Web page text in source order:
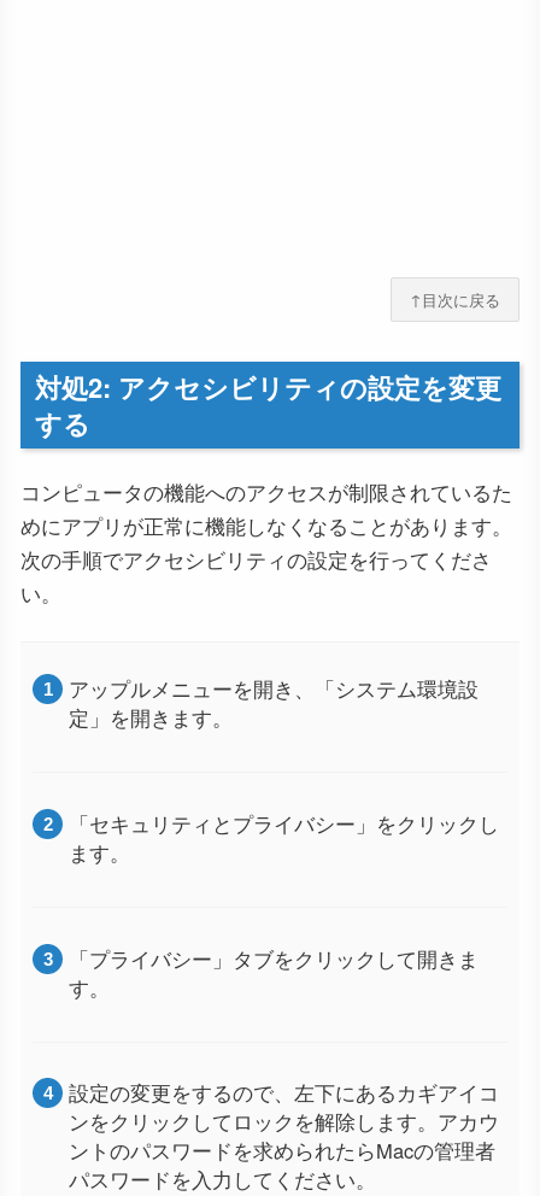
↑目次に戻る
対処2: アクセシビリティの設定を変更
する
コンピュータの機能へのアクセスが制限されているた
めにアプリが正常に機能しなくなることがあります。
次の手順でアクセシビリティの設定を行ってくださ
い。
アップルメニューを開き、「システム環境設
定」を開きます。
「セキュリティとプライバシー」をクリックし
ます。
「プライバシー」タブをクリックして開きま
す。
設定の変更をするので、左下にあるカギアイコ
ンをクリックしてロックを解除します。アカウ
ントのパスワードを求められたらMacの管理者
パスワードを入力してください。